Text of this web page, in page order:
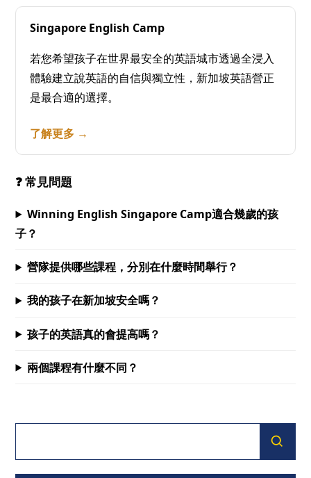
Singapore English Camp
若您希望孩子在世界最安全的英語城市透過全浸入
體驗建立說英語的自信與獨立性，新加坡英語營正
是最合適的選擇。
了解更多 →
❓ 常見問題
Winning English Singapore Camp適合幾歲的孩
子？
營隊提供哪些課程，分別在什麼時間舉行？
我的孩子在新加坡安全嗎？
孩子的英語真的會提高嗎？
兩個課程有什麼不同？